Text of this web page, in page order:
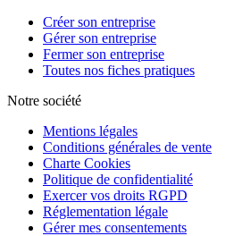
Créer son entreprise
Gérer son entreprise
Fermer son entreprise
Toutes nos fiches pratiques
Notre société
Mentions légales
Conditions générales de vente
Charte Cookies
Politique de confidentialité
Exercer vos droits RGPD
Réglementation légale
Gérer mes consentements